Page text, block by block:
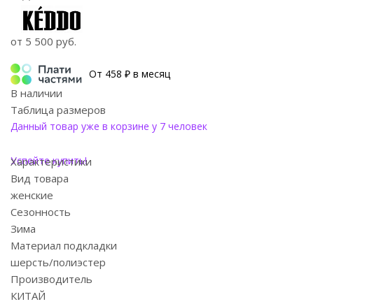
от 5 500 руб.
От 458 ₽ в месяц
В наличии
Таблица размеров
Данный товар уже в корзине у 7 человек
Успейте купить!
Характеристики
Вид товара
женские
Сезонность
Зима
Материал подкладки
шерсть/полиэстер
Производитель
КИТАЙ